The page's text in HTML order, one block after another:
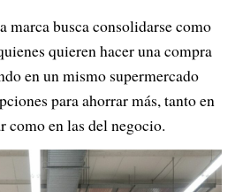
marca busca consolidarse como
quieren hacer una compra
en un mismo supermercado
para ahorrar más, tanto en
como en las del negocio.